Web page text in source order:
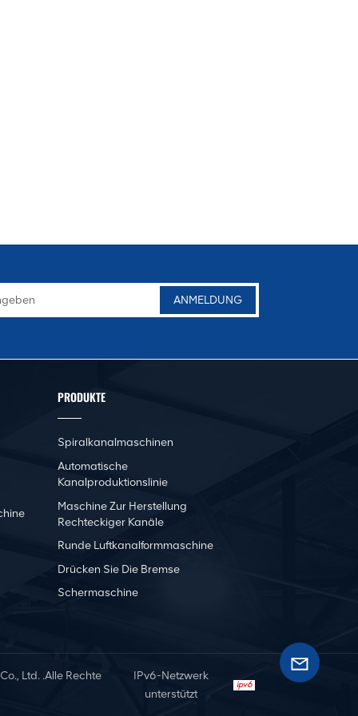
PRODUKTE
Spiralkanalmaschinen
Automatische
Kanalproduktionslinie
Maschine Zur Herstellung
Rechteckiger Kanäle
Runde Luftkanalformmaschine
Drücken Sie Die Bremse
Schermaschine
Ltd. .Alle Rechte
IPv6-Netzwerk
unterstützt